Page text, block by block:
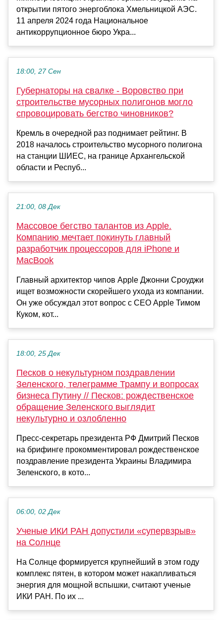
открытии пятого энергоблока Хмельницкой АЭС.
11 апреля 2024 года Национальное
антикоррупционное бюро Укра...
18:00, 27 Сен
Губернаторы на свалке - Воровство при
строительстве мусорных полигонов могло
спровоцировать бегство чиновников?
Кремль в очередной раз поднимает рейтинг. В
2018 началось строительство мусорного полигона
на станции ШИЕС, на границе Архангельской
области и Респуб...
21:00, 08 Дек
Массовое бегство талантов из Apple.
Компанию мечтает покинуть главный
разработчик процессоров для iPhone и
MacBook
Главный архитектор чипов Apple Джонни Сроуджи
ищет возможности скорейшего ухода из компании.
Он уже обсуждал этот вопрос с СЕО Apple Тимом
Куком, кот...
18:00, 25 Дек
Песков о некультурном поздравлении
Зеленского, телеграмме Трампу и вопросах
бизнеса Путину // Песков: рождественское
обращение Зеленского выглядит
некультурно и озлобленно
Пресс-секретарь президента РФ Дмитрий Песков
на брифинге прокомментировал рождественское
поздравление президента Украины Владимира
Зеленского, в кото...
06:00, 02 Дек
Ученые ИКИ РАН допустили «супервзрыв»
на Солнце
На Солнце формируется крупнейший в этом году
комплекс пятен, в котором может накапливаться
энергия для мощной вспышки, считают ученые
ИКИ РАН. По их ...